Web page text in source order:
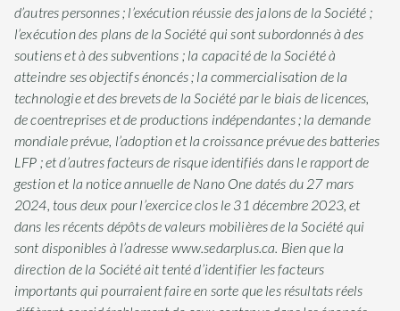
d’autres personnes ; l’exécution réussie des jalons de la Société ;
l’exécution des plans de la Société qui sont subordonnés à des
soutiens et à des subventions ; la capacité de la Société à
atteindre ses objectifs énoncés ; la commercialisation de la
technologie et des brevets de la Société par le biais de licences,
de coentreprises et de productions indépendantes ; la demande
mondiale prévue, l’adoption et la croissance prévue des batteries
LFP ; et d’autres facteurs de risque identifiés dans le rapport de
gestion et la notice annuelle de Nano One datés du 27 mars
2024, tous deux pour l’exercice clos le 31 décembre 2023, et
dans les récents dépôts de valeurs mobilières de la Société qui
sont disponibles à l’adresse www.sedarplus.ca. Bien que la
direction de la Société ait tenté d’identifier les facteurs
importants qui pourraient faire en sorte que les résultats réels